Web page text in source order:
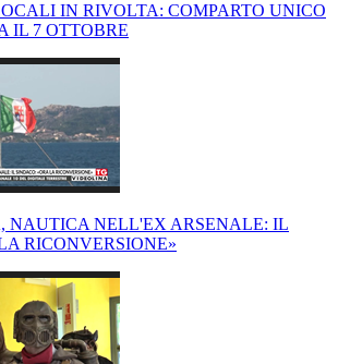
IN RIVOLTA: COMPARTO UNICO
IL 7 OTTOBRE
NAUTICA NELL'EX ARSENALE: IL
RICONVERSIONE»